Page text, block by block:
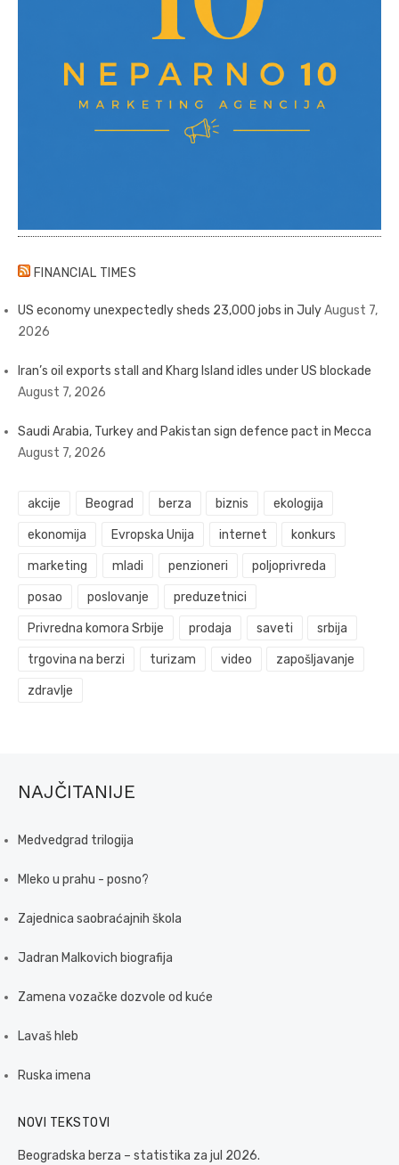
FINANCIAL TIMES
US economy unexpectedly sheds 23,000 jobs in JulyAugust 7,
2026
Iran’s oil exports stall and Kharg Island idles under US blockade
August 7, 2026
Saudi Arabia, Turkey and Pakistan sign defence pact in Mecca
August 7, 2026
akcije Beograd berza biznis ekologija
ekonomija Evropska Unija internet konkurs
marketing mladi penzioneri poljoprivreda
posao poslovanje preduzetnici
Privredna komora Srbije prodaja saveti srbija
trgovina na berzi turizam video zapošljavanje
zdravlje
NAJČITANIJE
Medvedgrad trilogija
Mleko u prahu - posno?
Zajednica saobraćajnih škola
Jadran Malkovich biografija
Zamena vozačke dozvole od kuće
Lavaš hleb
Ruska imena
NOVI TEKSTOVI
Beogradska berza – statistika za jul 2026.